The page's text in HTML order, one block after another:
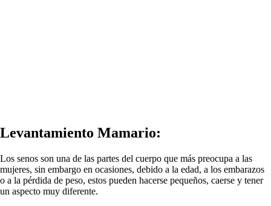
Levantamiento Mamario:
Los senos son una de las partes del cuerpo que más preocupa a las
mujeres, sin embargo en ocasiones, debido a la edad, a los embarazos
o a la pérdida de peso, estos pueden hacerse pequeños, caerse y tener
un aspecto muy diferente.